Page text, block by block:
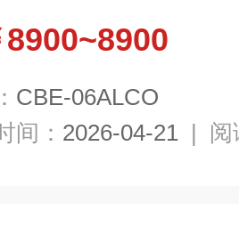
8900~8900
CBE-06ALCO
间： 2026-04-21 | 阅